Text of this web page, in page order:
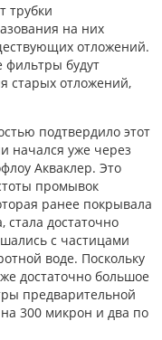
трубки
на них
отложений.
фильтры будут
старых отложений,
подтвердило этот
начался уже через
Акваклер. Это
промывок
ранее покрывала
стала достаточно
с частицами
воде. Поскольку
достаточно большое
предварительной
300 микрон и два по